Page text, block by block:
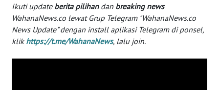
Ikuti update berita pilihandan breaking news
WahanaNews.co lewat Grup Telegram "WahanaNews.co
News Update" dengan install aplikasi Telegram di ponsel,
klik https://t.me/WahanaNews, lalu join.
BENGKULU
WN
LAMPUNG